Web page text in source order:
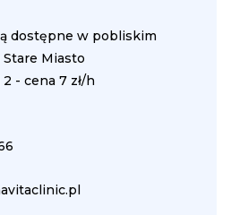
dostępne w pobliskim
Miasto
- cena 7 zł/h